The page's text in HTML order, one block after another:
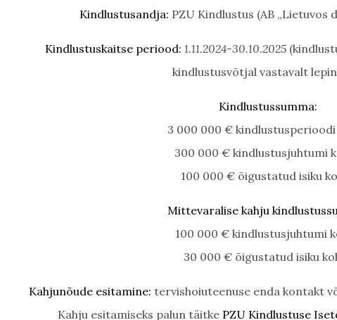
Kindlustusandja: PZU Kindlustus (AB „Lietuvos
Kindlustuskaitse periood: 1.11.2024-30.10.2025
kindlustusvõtjal vastavalt
Kindlustussumma:
3 000 000 €
300 000 € kindlustusjuhtumi
100 000 € õigustatud isiku
Mittevaralise kahju
100 000 € kindlustusjuhtumi
30 000 € õigustatud isiku
Kahjunõude esitamine: tervishoiuteenuse enda kontakt
Kahju esitamiseks palun täitke PZU Kindlustuse